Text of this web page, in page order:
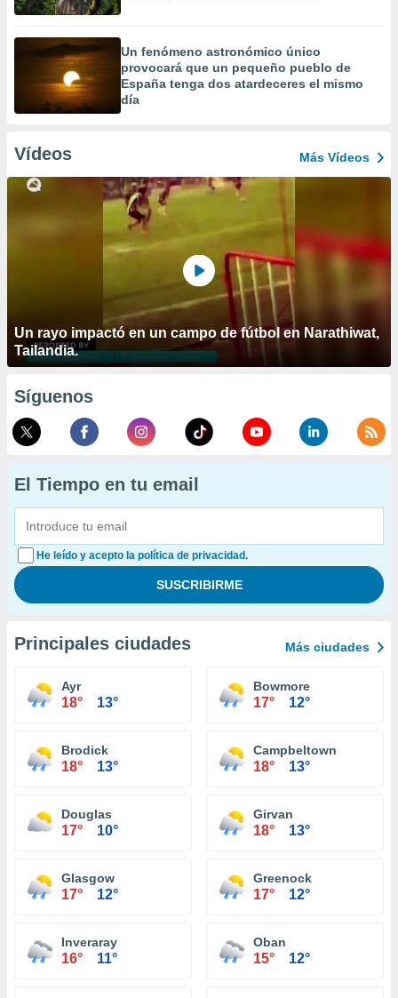
Un fenómeno astronómico único
provocará que un pequeño pueblo de
España tenga dos atardeceres el mismo
día
Vídeos Más Vídeos
Un rayo impactó en un campo de fútbol en Narathiwat,
Tailandia.
Síguenos
El Tiempo en tu email
He leído y acepto la política de privacidad.
Principales ciudades Más ciudades
Ayr
18° 13°
Bowmore
17° 12°
Brodick
18° 13°
Campbeltown
18° 13°
Douglas
17° 10°
Girvan
18° 13°
Glasgow
17° 12°
Greenock
17° 12°
Inveraray
16° 11°
Oban
15° 12°